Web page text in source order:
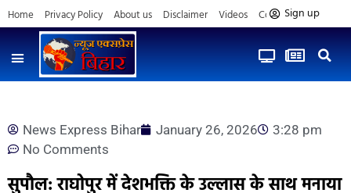
Home Privacy Policy About us Disclaimer Videos Contact us
Sign up
News Express Bihar January 26, 2026
3:28 pm
No Comments
सुपौल: राघोपुर में देशभक्ति के उल्लास के साथ मनाया